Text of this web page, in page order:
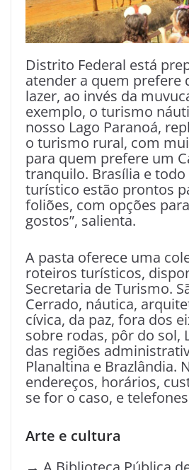
Distrito Federal está
atender a quem prefere
lazer, ao invés da
exemplo, o turismo
nosso Lago Paranoá,
o turismo rural, com
para quem prefere um
tranquilo. Brasília e
turístico estão prontos
foliões, com opções
gostos”, salienta.
A pasta oferece uma
roteiros turísticos,
Secretaria de Turismo.
Cerrado, náutica,
cívica, da paz, fora dos
sobre rodas, pôr do sol,
das regiões
Planaltina e Brazlândia.
endereços, horários,
se for o caso, e
Arte e cultura